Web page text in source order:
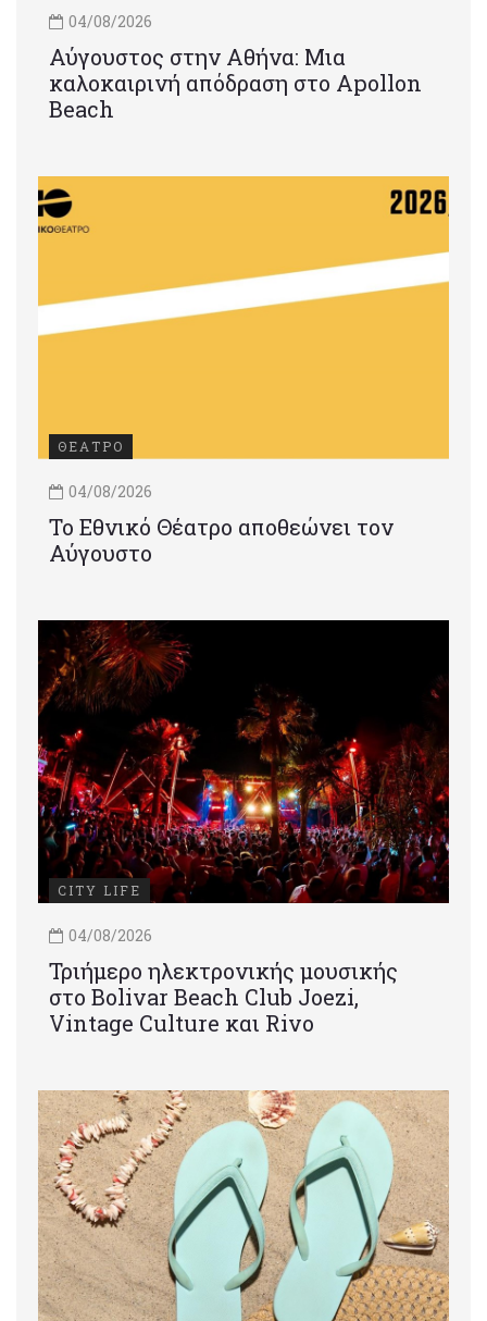
04/08/2026
Αύγουστος στην Αθήνα: Μια
καλοκαιρινή απόδραση στο Apollon
Beach
ΘΕΑΤΡΟ
04/08/2026
Το Εθνικό Θέατρο αποθεώνει τον
Αύγουστο
CITY LIFE
04/08/2026
Τριήμερο ηλεκτρονικής μουσικής
στο Bolivar Beach Club Joezi,
Vintage Culture και Rivo